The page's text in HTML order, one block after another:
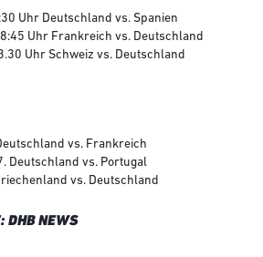
Uhr Deutschland vs. Spanien
Uhr Frankreich vs. Deutschland
Uhr Schweiz vs. Deutschland
vs. Frankreich
Deutschland vs. Portugal
vs. Deutschland
DHB NEWS